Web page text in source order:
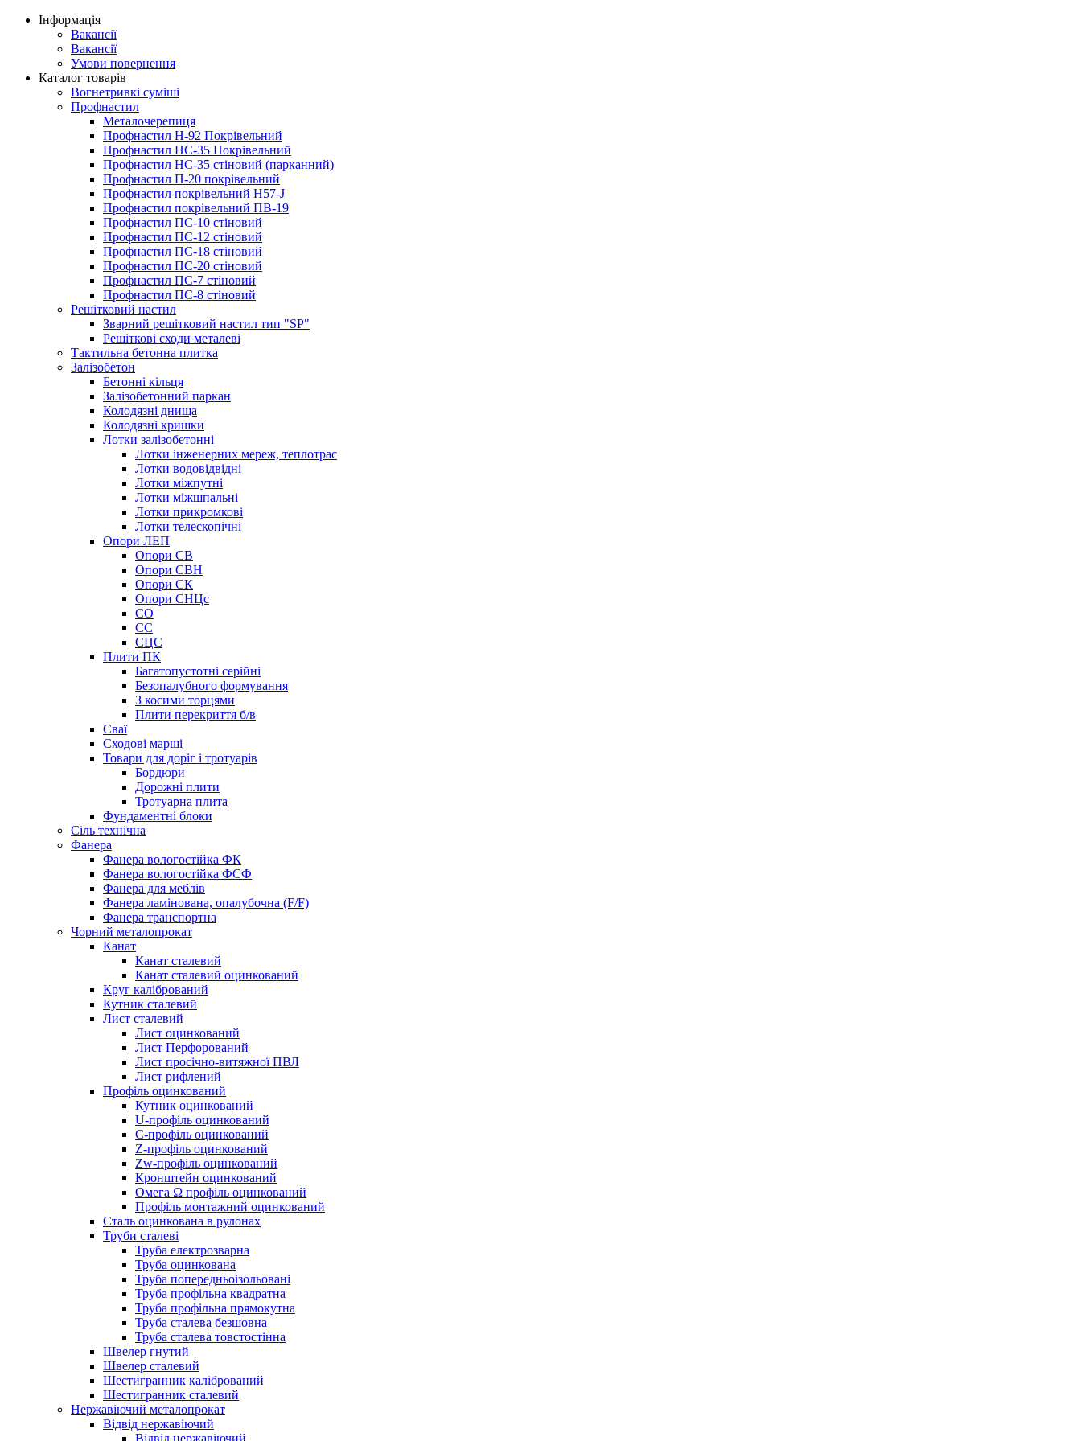
Інформація
Вакансії
Вакансії
Умови повернення
Каталог товарів
Вогнетривкі суміші
Профнастил
Металочерепиця
Профнастил Н-92 Покрівельний
Профнастил НС-35 Покрівельний
Профнастил НС-35 стіновий (парканний)
Профнастил П-20 покрівельний
Профнастил покрівельний H57-J
Профнастил покрівельний ПВ-19
Профнастил ПС-10 стіновий
Профнастил ПС-12 стіновий
Профнастил ПС-18 стіновий
Профнастил ПС-20 стіновий
Профнастил ПС-7 стіновий
Профнастил ПС-8 стіновий
Решітковий настил
Зварний решітковий настил тип "SP"
Решіткові сходи металеві
Тактильна бетонна плитка
Залізобетон
Бетонні кільця
Залізобетонний паркан
Колодязні днища
Колодязні кришки
Лотки залізобетонні
Лотки інженерних мереж, теплотрас
Лотки водовідвідні
Лотки міжпутні
Лотки міжшпальні
Лотки прикромкові
Лотки телескопічні
Опори ЛЕП
Опори СВ
Опори СВН
Опори СК
Опори СНЦс
СО
СС
СЦС
Плити ПК
Багатопустотні серійні
Безопалубного формування
З косими торцями
Плити перекриття б/в
Сваї
Сходові марші
Товари для доріг і тротуарів
Бордюри
Дорожні плити
Тротуарна плита
Фундаментні блоки
Сіль технічна
Фанера
Фанера вологостійка ФК
Фанера вологостійка ФСФ
Фанера для меблів
Фанера ламінована, опалубочна (F/F)
Фанера транспортна
Чорний металопрокат
Канат
Канат сталевий
Канат сталевий оцинкований
Круг калібрований
Кутник сталевий
Лист сталевий
Лист оцинкований
Лист Перфорований
Лист просічно-витяжної ПВЛ
Лист рифлений
Профіль оцинкований
Кутник оцинкований
U-профіль оцинкований
С-профіль оцинкований
Z-профіль оцинкований
Zw-профіль оцинкований
Кронштейн оцинкований
Омега Ω профіль оцинкований
Профіль монтажний оцинкований
Сталь оцинкована в рулонах
Труби сталеві
Труба електрозварна
Труба оцинкована
Труба попередньоізольовані
Труба профільна квадратна
Труба профільна прямокутна
Труба сталева безшовна
Труба сталева товстостінна
Швелер гнутий
Швелер сталевий
Шестигранник калібрований
Шестигранник сталевий
Нержавіючий металопрокат
Відвід нержавіючий
Відвід нержавіючий